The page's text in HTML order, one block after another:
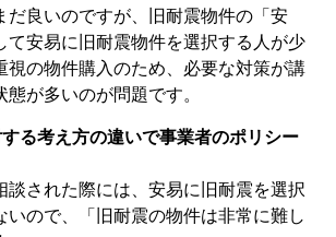
だ良いのですが、旧耐震物件の「安
て安易に旧耐震物件を選択する人が少
視の物件購入のため、必要な対策が講
態が多いのが問題です。
る考え方の違いで事業者のポリシー
談された際には、安易に旧耐震を選択
いので、「旧耐震の物件は非常に難し